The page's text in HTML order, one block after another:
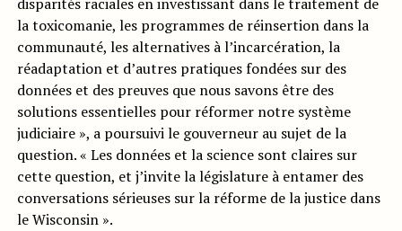
la toxicomanie, les programmes de réinsertion dans la
communauté, les alternatives à l’incarcération, la
réadaptation et d’autres pratiques fondées sur des
données et des preuves que nous savons être des
solutions essentielles pour réformer notre système
judiciaire », a poursuivi le gouverneur au sujet de la
question. « Les données et la science sont claires sur
cette question, et j’invite la législature à entamer des
conversations sérieuses sur la réforme de la justice dans
le Wisconsin ».